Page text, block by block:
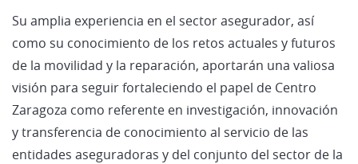
Su amplia experiencia en el sector asegurador, así
como su conocimiento de los retos actuales y futuros
de la movilidad y la reparación, aportarán una valiosa
visión para seguir fortaleciendo el papel de Centro
Zaragoza como referente en investigación, innovación
y transferencia de conocimiento al servicio de las
entidades aseguradoras y del conjunto del sector de la